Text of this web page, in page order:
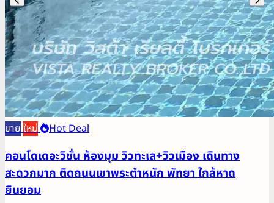
ขายใหม่ Hot Deal
คอนโดเดอะวิชั่น ห้องมุม วิวทะเล+วิวเมือง เดินทาง
สะดวกมาก ติดถนนเขาพระตำหนัก พัทยา ใกล้หาด
ยินยอม